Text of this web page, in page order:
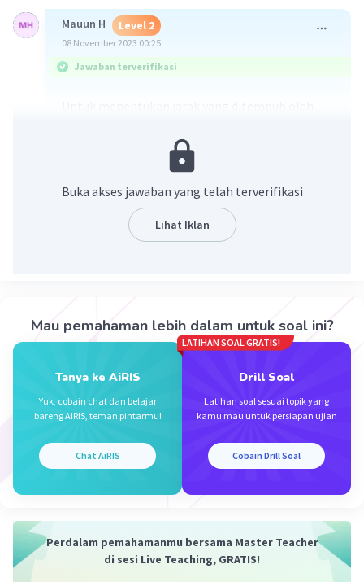
Mauun H Level 2
08 November 2023 00:25
Jawaban terverifikasi
dapat menggunakan rumus berikut:
Jarak (dalam meter) = Kecepatan (dalam meter
per detik) x Waktu (dalam detik)
benda bergerak dengan kecepatan tetap 4 m/s
Jadi, benda tersebut akan menempuh jarak
sejauh 240 meter dalam waktu 1 menit.
Beri Rating·5.0(1 Balas
Iklan
Buka akses jawaban yang telah terverifikasi
Lihat Iklan
Mau pemahaman lebih dalam untuk soal ini?
Tanya ke AiRIS
Yuk, cobain chat dan belajar
bareng AiRIS, teman pintarmu!
Chat AiRIS
LATIHAN SOAL GRATIS!
Drill Soal
Latihan soal sesuai topik yang
kamu mau untuk persiapan ujian
Cobain Drill Soal
Perdalam pemahamanmu bersama Master Teacher
di sesi Live Teaching, GRATIS!